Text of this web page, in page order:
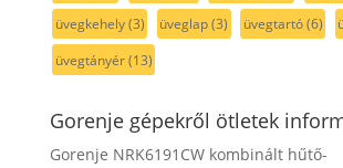
üvegkehely(3) üveglap(3) üvegtartó(6)
üvegtányér(13)
Gorenje gépekről ötletek
Gorenje NRK6191CW kombinált hűtő-